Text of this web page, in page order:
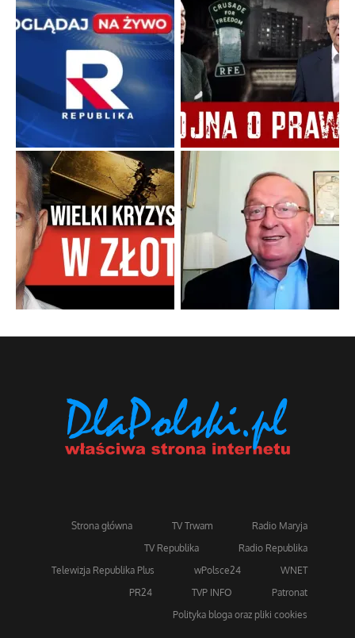
Szlachetna duma z historycznego braku rozsądku
Jednym z dziedzictw polskiej kontrreformacji jest skłonność do
oceniania wszystkiego w kategoriach moralnych, w tym
również polityki międzynarodowej, a...
Popularne